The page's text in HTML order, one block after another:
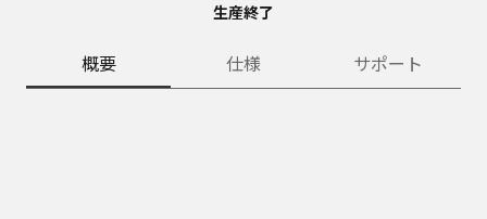
生産終了
概要 仕様 サポート